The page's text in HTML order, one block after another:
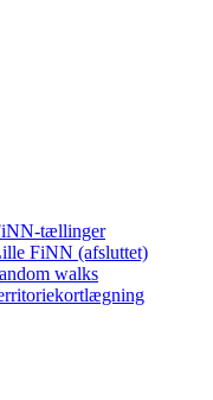
tællinger
FiNN (afsluttet)
walks